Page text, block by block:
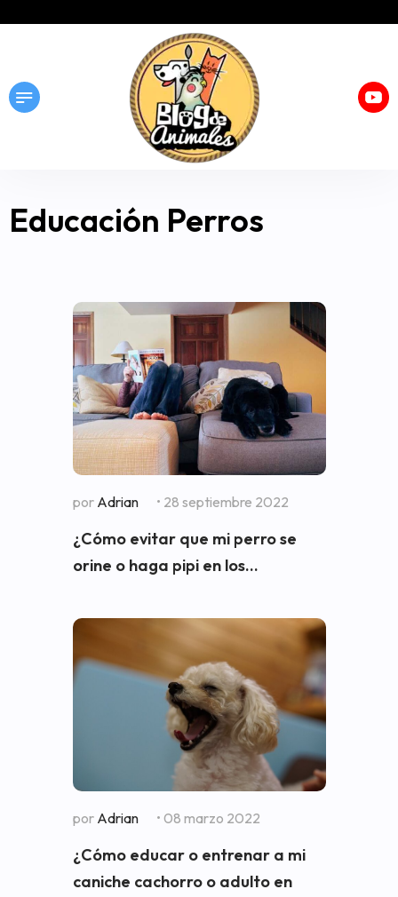
Educación Perros
por Adrian • 28 septiembre 2022
¿Cómo evitar que mi perro se
orine o haga pipi en los...
por Adrian • 08 marzo 2022
¿Cómo educar o entrenar a mi
caniche cachorro o adulto en